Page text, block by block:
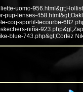
uomo-
pup-lenses-
coq-sportif-lecourbe-
niña-
blue-743.php&gt;Cortez